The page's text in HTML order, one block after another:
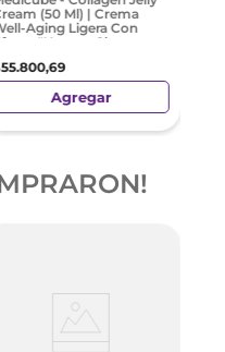
(50 Ml) | Crema
Aging Ligera Con
"Korean Glass
55.800,69
Agregar